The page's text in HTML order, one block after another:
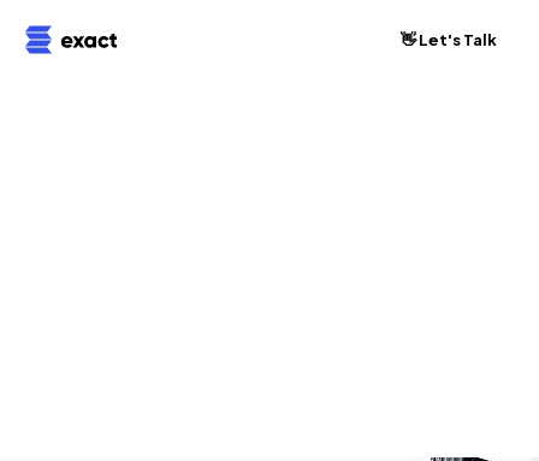
👋 Let's Talk